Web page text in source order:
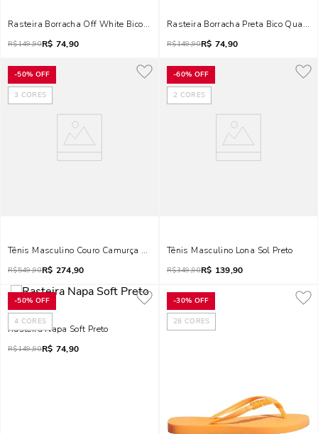
Rasteira Borracha Off White Bico Quadrado
R$149,90R$ 74,90
Rasteira Borracha Preta Bico
R$149,90R$ 74,90
-50% OFF
3 CORES
Tênis Masculino Couro Camurça Branco E Preto
R$549,90R$ 274,90
-60% OFF
2 CORES
Tênis Masculino Lona Sol Preto
R$349,90R$ 139,90
-50% OFF
4 CORES
Rasteira Napa Soft Preto
R$149,90R$ 74,90
-30% OFF
28 CORES